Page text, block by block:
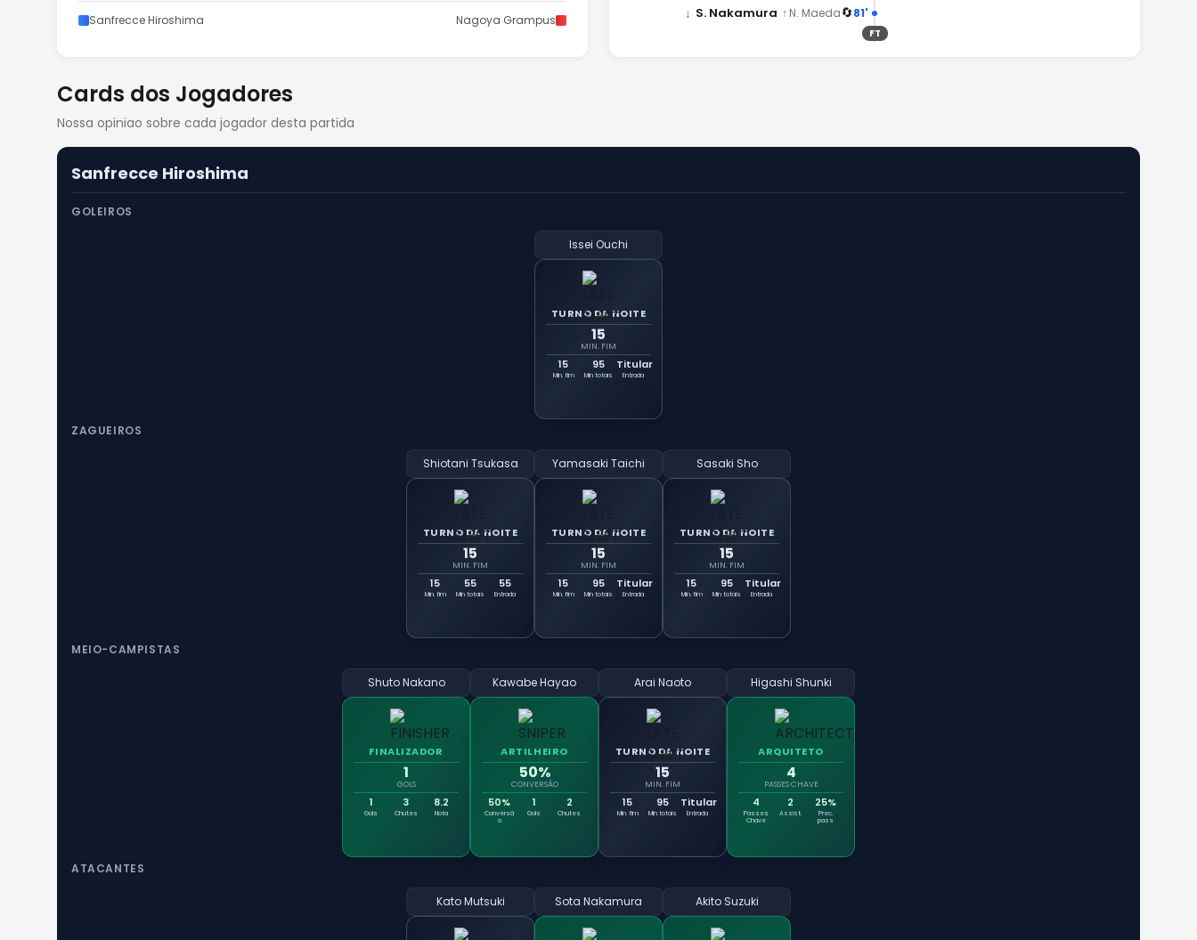
Sanfrecce Hiroshima Nagoya Grampus
81'
🔄
↓ S. Nakamura ↑ N. Maeda
FT
Cards dos Jogadores
Nossa opiniao sobre cada jogador desta partida
Sanfrecce Hiroshima
GOLEIROS
Issei Ouchi
TURNO DA NOITE
15
MIN. FIM
15
Min. fim
95
Min totais
Titular
Entrada
ZAGUEIROS
Shiotani Tsukasa
TURNO DA NOITE
15
MIN. FIM
15
Min. fim
55
Min totais
55
Entrada
Yamasaki Taichi
TURNO DA NOITE
15
MIN. FIM
15
Min. fim
95
Min totais
Titular
Entrada
Sasaki Sho
TURNO DA NOITE
15
MIN. FIM
15
Min. fim
95
Min totais
Titular
Entrada
MEIO-CAMPISTAS
Shuto Nakano
FINALIZADOR
1
GOLS
1
Gols
3
Chutes
8.2
Nota
Kawabe Hayao
ARTILHEIRO
50%
CONVERSÃO
50%
Conversã
o
1
Gols
2
Chutes
Arai Naoto
TURNO DA NOITE
15
MIN. FIM
15
Min. fim
95
Min totais
Titular
Entrada
Higashi Shunki
ARQUITETO
4
PASSES CHAVE
4
Passes
Chave
2
Assist.
25%
Prec.
pass
ATACANTES
Kato Mutsuki Sota Nakamura Akito Suzuki